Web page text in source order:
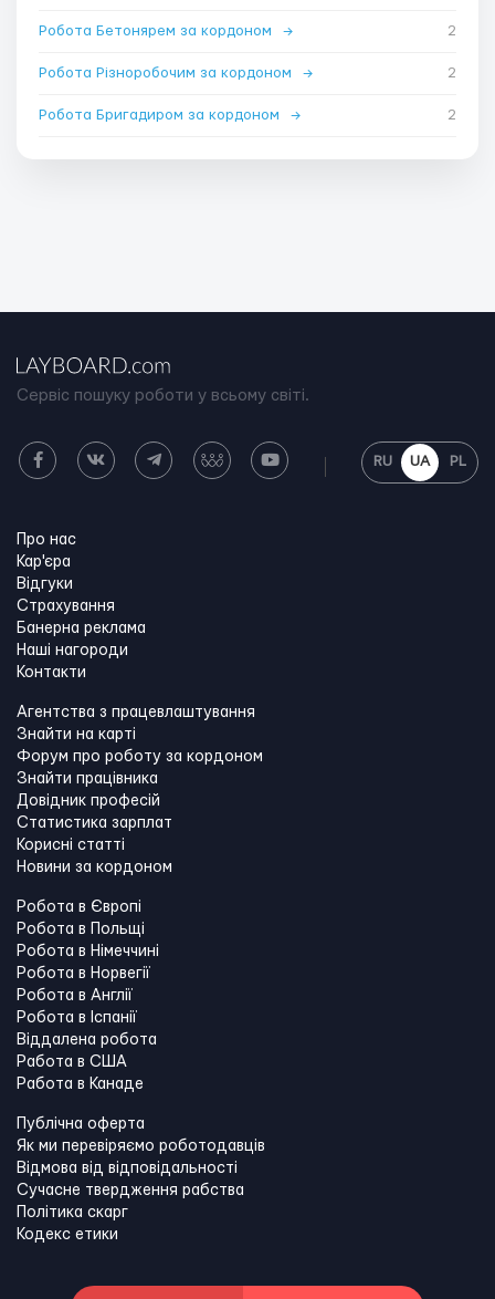
Робота Бетонярем за кордоном → 2
Робота Різноробочим за кордоном → 2
Робота Бригадиром за кордоном → 2
Сервіс пошуку роботи у всьому світі.
RU UA PL
Про нас
Кар'єра
Відгуки
Страхування
Банерна реклама
Наші нагороди
Контакти
Агентства з працевлаштування
Знайти на карті
Форум про роботу за кордоном
Знайти працівника
Довідник професій
Статистика зарплат
Корисні статті
Новини за кордоном
Робота в Європі
Робота в Польщі
Робота в Німеччині
Робота в Норвегії
Робота в Англії
Робота в Іспанії
Віддалена робота
Работа в США
Работа в Канадe
Публічна оферта
Як ми перевіряємо роботодавців
Відмова від відповідальності
Сучасне твердження рабства
Політика скарг
Кодекс етики